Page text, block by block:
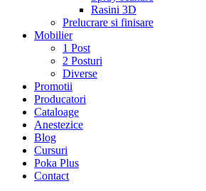
Rasini 3D
Prelucrare si finisare
Mobilier
1 Post
2 Posturi
Diverse
Promotii
Producatori
Cataloage
Anestezice
Blog
Cursuri
Poka Plus
Contact